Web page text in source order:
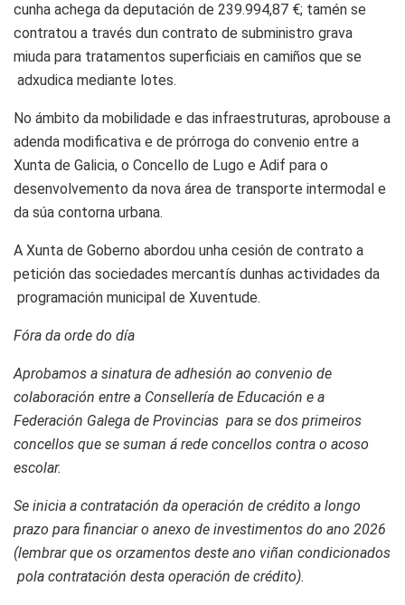
cunha achega da deputación de 239.994,87 €; tamén se
contratou a través dun contrato de subministro grava
miuda para tratamentos superficiais en camiños que se
adxudica mediante lotes.
No ámbito da mobilidade e das infraestruturas, aprobouse a
adenda modificativa e de prórroga do convenio entre a
Xunta de Galicia, o Concello de Lugo e Adif para o
desenvolvemento da nova área de transporte intermodal e
da súa contorna urbana.
A Xunta de Goberno abordou unha cesión de contrato a
petición das sociedades mercantís dunhas actividades da
programación municipal de Xuventude.
Fóra da orde do día
Aprobamos a sinatura de adhesión ao convenio de
colaboración entre a Consellería de Educación e a
Federación Galega de Provincias para se dos primeiros
concellos que se suman á rede concellos contra o acoso
escolar.
Se inicia a contratación da operación de crédito a longo
prazo para financiar o anexo de investimentos do ano 2026
(lembrar que os orzamentos deste ano viñan condicionados
pola contratación desta operación de crédito).